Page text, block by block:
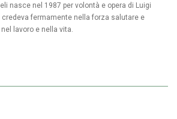
nasce nel 1987 per volontà e opera di Luigi
credeva fermamente nella forza salutare e
lavoro e nella vita.